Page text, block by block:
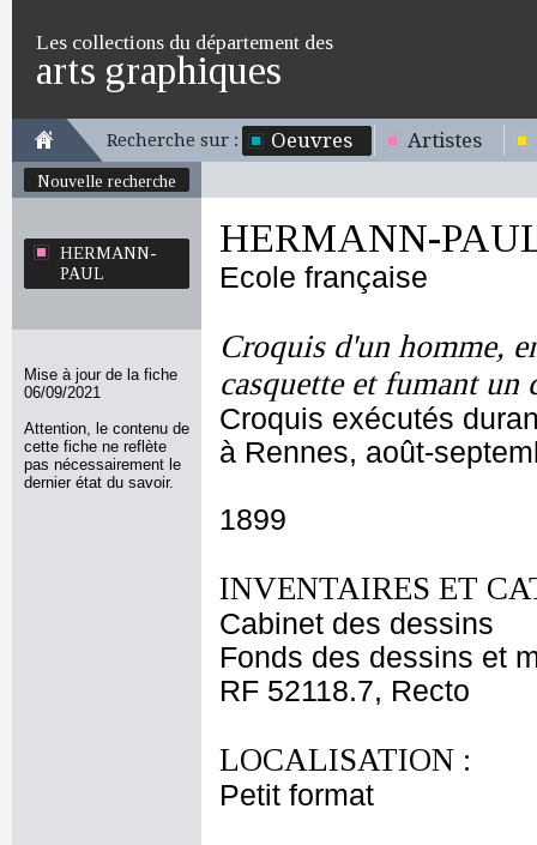
Les collections du département des
arts graphiques
Recherche sur : Oeuvres Artistes
Nouvelle recherche
HERMANN-
PAUL
Mise à jour de la fiche
06/09/2021
Attention, le contenu de
cette fiche ne reflète
pas nécessairement le
dernier état du savoir.
HERMANN-
Ecole française
Croquis d'un homme,
casquette et fumant un
Croquis exécutés
à Rennes, août-
1899
INVENTAIRES ET
Cabinet des dessins
Fonds des dessins et
RF 52118.7, Recto
LOCALISATION :
Petit format